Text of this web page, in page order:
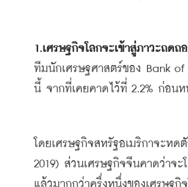
1.เศรษฐกิจโลกจะเข้าสู่ภาวะถดถ
ทีมนักเศรษฐศาสตร์ของ Bank
นี้ จากที่เคยคาดไว้ที่ 2.2% ก่อนห
โดยเศรษฐกิจสหรัฐอเมริกาจะหดตั
2019) ส่วนเศรษฐกิจจีนคาดว่าจะ
แล้วมากกว่าครึ่งหนึ่งของเศรษฐกิ